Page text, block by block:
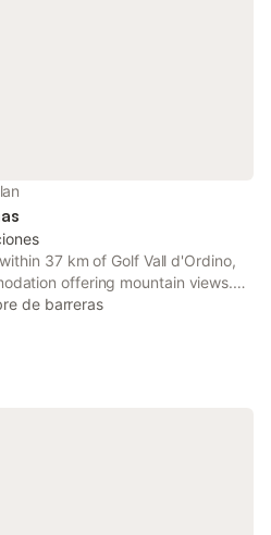
37 km of Golf Vall d'Ordino,
offering mountain views.
is 31 km from Naturland
de barreras